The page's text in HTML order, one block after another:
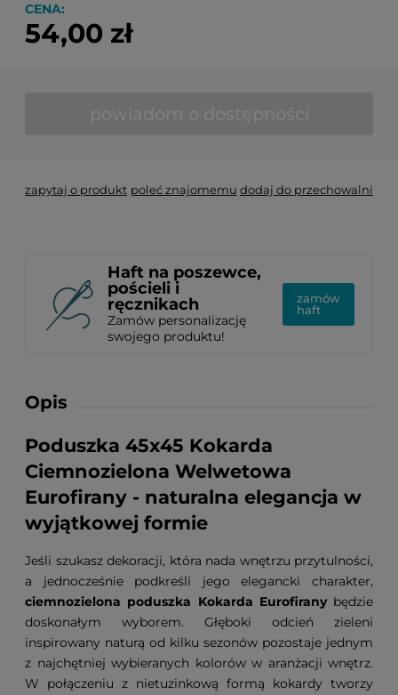
CENA:
54,00 zł
zapytaj o produkt poleć znajomemu dodaj do przechowalni
Haft na poszewce,
pościeli i
ręcznikach
Zamów personalizację
swojego produktu!
zamów
haft
Opis
Poduszka 45x45 Kokarda
Ciemnozielona Welwetowa
Eurofirany - naturalna elegancja w
wyjątkowej formie
Jeśli szukasz dekoracji, która nada wnętrzu przytulności,
a jednocześnie podkreśli jego elegancki charakter,
ciemnozielona poduszka Kokarda Eurofiranybędzie
doskonałym wyborem. Głęboki odcień zieleni
inspirowany naturą od kilku sezonów pozostaje jednym
z najchętniej wybieranych kolorów w aranżacji wnętrz.
W połączeniu z nietuzinkową formą kokardy tworzy